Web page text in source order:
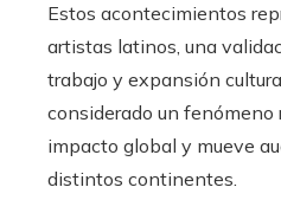
Estos acontecimientos
artistas latinos, una
trabajo y expansión
considerado un
impacto global y mueve
distintos continentes.